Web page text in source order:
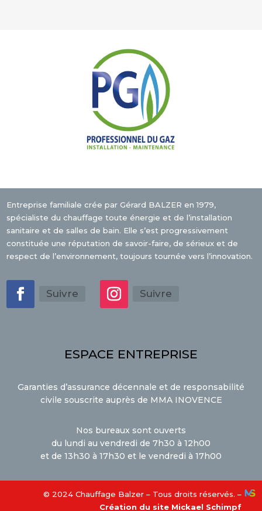
Entreprise familiale crée par Gérard BALZER en 1979,
spécialiste du chauffage toute énergie et de l’installation
sanitaire et de salles de bain. Elle s’est progressivement
constituée une réputation de savoir-faire, de sérieux et de
respect de l’environnement, toujours tournée vers l’innovation.
Suivre Suivre
ESPACE ENTREPRISE
Garanties d’assurance décennale et de responsabilité
civile souscrite auprès de MMA INOVENCE
Nos bureaux sont ouverts
du lundi au vendredi de 7h30 à 12h00
et de 13h30 à 17h30 et le vendredi à 17h00
© 2024 Chauffage Balzer – Tous droits réservés. –
Création du site Mickael Schimpf